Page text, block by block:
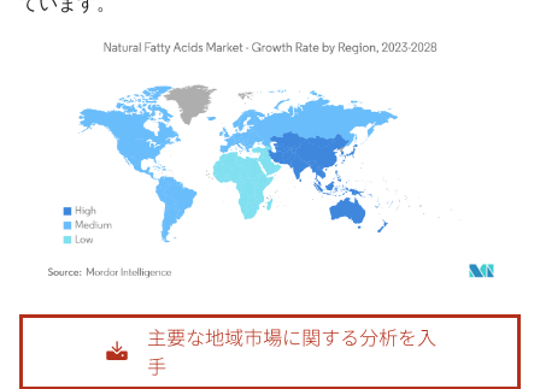
画像 © Mordor Intelligence。再利用にはCC BY 4.0の表示が必要です。